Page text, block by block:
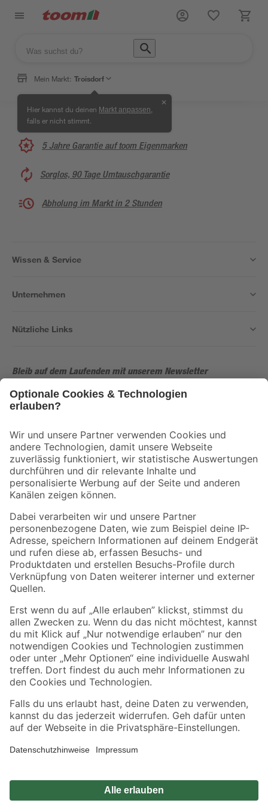
Mein Markt: Troisdorf
Hier kannst du deinen Markt anpassen
falls er nicht stimmt.
✕
5 Jahre Garantie auf toom Eigenmarken
Sorglos, 90 Tage Umtauschgarantie
Abholung im Markt in 2 Stunden
Wissen & Service
Unternehmen
Nützliche Links
Bleib auf dem Laufenden mit unserem Newsletter
Der toom Newsletter: Keine Angebote und Aktionen mehr verpassen!
Folge uns
Zahlungsarten Versandarten
Sicher einkaufen
Jetzt die toom-App herunterladen
Alle Preisangaben in EUR inkl. gesetzl. MwSt.. Die dargestellten Angebote sind unter
Umständen nicht in allen Märkten verfügbar. Die angegebenen Verfügbarkeiten beziehen
sich auf den unter "Mein Markt" ausgewählten toom Baumarkt. Alle Angebote und
*Paketversand ab 59 € versandkostenfrei, gilt nicht für Artikel mit Speditionsversand, hier
fallen zusätzliche Versandkosten an.
Privatsphäre Impressum